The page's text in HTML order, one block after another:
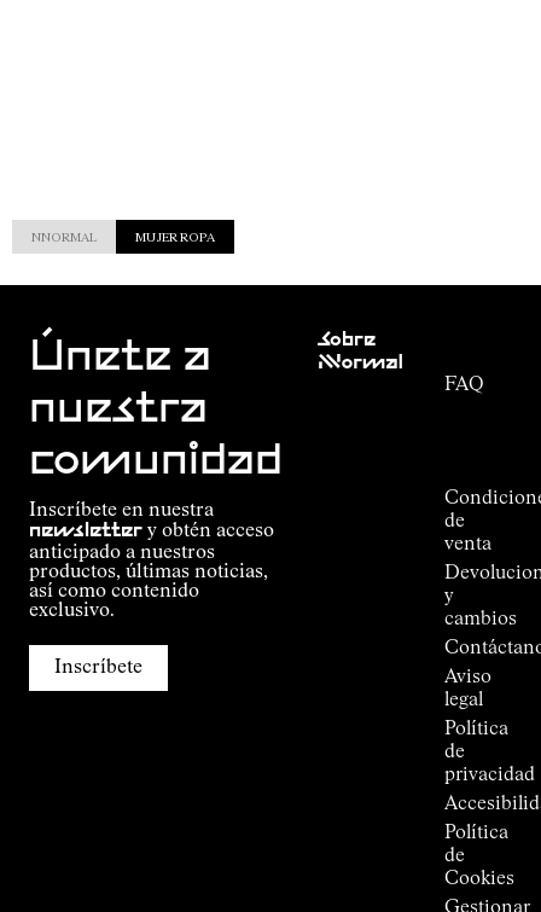
NNORMAL MUJER ROPA
Únete a
nuestra
comunidad
Inscríbete en nuestra
newsletter y obtén acceso
anticipado a nuestros
productos, últimas noticias,
así como contenido
exclusivo.
Inscríbete
Sobre
Nnormal
FAQ
de
venta
y
cambios
Aviso
legal
Política
de
privacidad
Política
de
Cookies